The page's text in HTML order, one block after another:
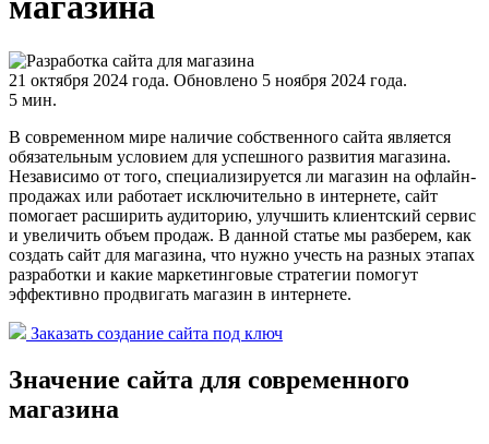
21 октября 2024 года. Обновлено 5 ноября 2024 года.
5 мин.
В современном мире наличие собственного сайта является
обязательным условием для успешного развития магазина.
Независимо от того, специализируется ли магазин на офлайн-
продажах или работает исключительно в интернете, сайт
помогает расширить аудиторию, улучшить клиентский сервис
и увеличить объем продаж. В данной статье мы разберем, как
создать сайт для магазина, что нужно учесть на разных этапах
разработки и какие маркетинговые стратегии помогут
эффективно продвигать магазин в интернете.
Заказать создание сайта под ключ
Значение сайта для современного
магазина